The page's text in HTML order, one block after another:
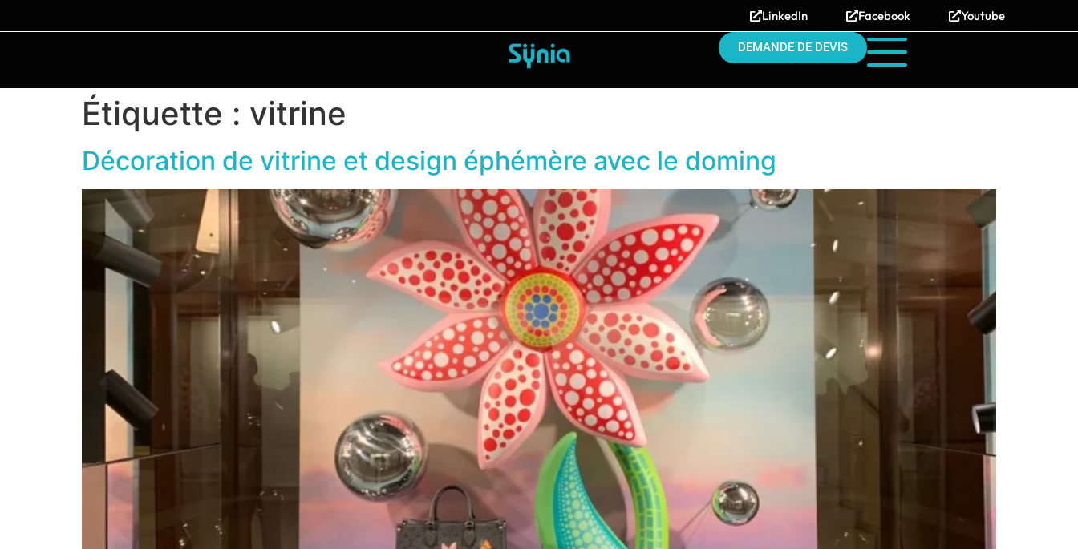
Youtube
Facebook
LinkedIn
DEMANDE DE DEVIS
Étiquette : vitrine
Décoration de vitrine et design éphémère avec le doming